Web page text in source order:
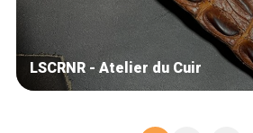
LSCRNR - Atelier du Cuir